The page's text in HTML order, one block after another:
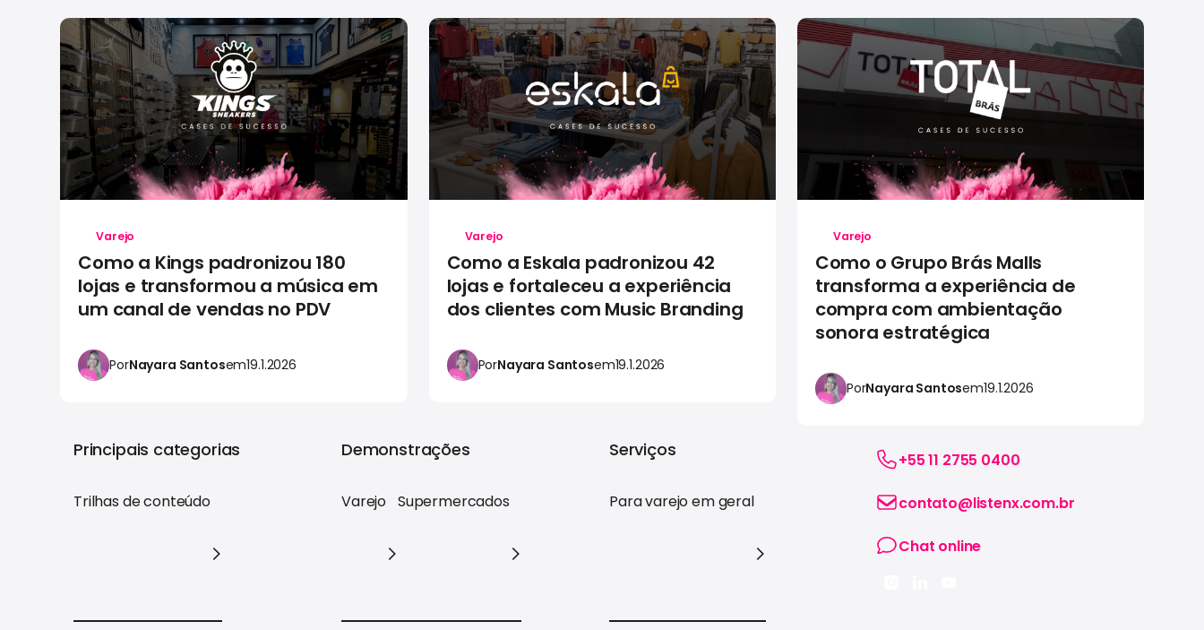
Varejo
Como a Kings padronizou 180
lojas e transformou a música em
um canal de vendas no PDV
PorNayara Santosem19.1.2026
Varejo
Como a Eskala padronizou 42
lojas e fortaleceu a experiência
dos clientes com Music Branding
PorNayara Santosem19.1.2026
Varejo
Como o Grupo Brás Malls
transforma a experiência de
compra com ambientação
sonora estratégica
PorNayara Santosem19.1.2026
Principais categorias
Trilhas de conteúdo
Demonstrações
Varejo Supermercados
Serviços
Para varejo em geral
+55 11 2755 0400
contato@listenx.com.br
Chat online